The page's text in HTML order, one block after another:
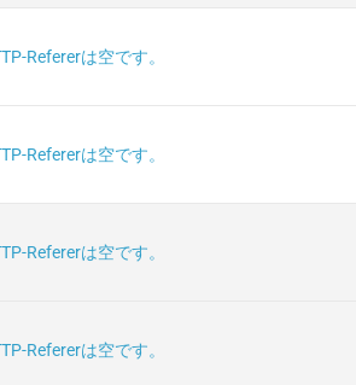
Refererは空です。
Refererは空です。
Refererは空です。
Refererは空です。